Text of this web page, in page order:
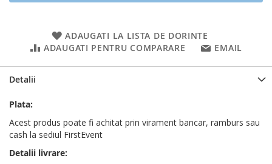
ADAUGATI LA LISTA DE DORINTE
ADAUGATI PENTRU COMPARARE
EMAIL
Detalii
Plata:
Acest produs poate fi achitat prin virament bancar, ramburs sau
cash la sediul FirstEvent
Detalii livrare: